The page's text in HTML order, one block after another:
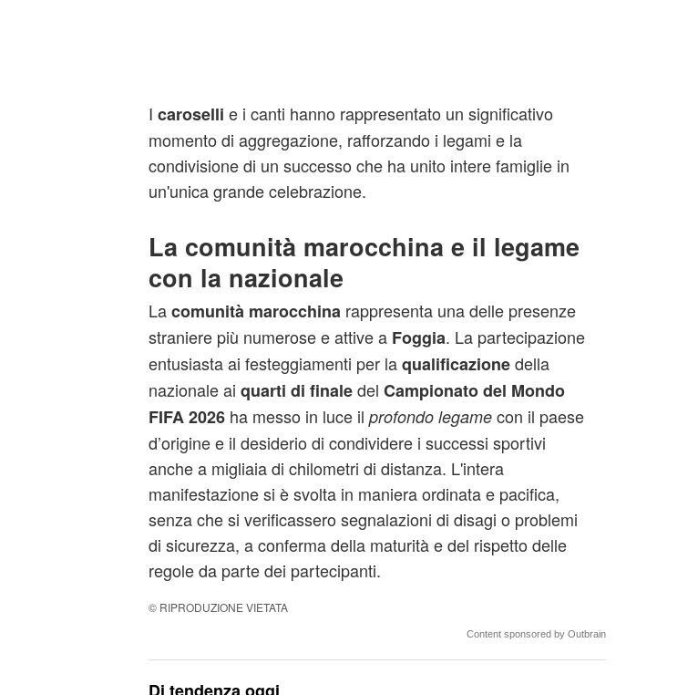
I caroselli e i canti hanno rappresentato un significativo
momento di aggregazione, rafforzando i legami e la
condivisione di un successo che ha unito intere famiglie in
un'unica grande celebrazione.
La comunità marocchina e il legame
con la nazionale
Lacomunità marocchina rappresenta una delle presenze
straniere più numerose e attive a Foggia. La partecipazione
entusiasta ai festeggiamenti per laqualificazionedella
nazionale ai quarti di finaledel Campionato del Mondo
FIFA 2026ha messo in luce il profondo legamecon il paese
d’origine e il desiderio di condividere i successi sportivi
anche a migliaia di chilometri di distanza. L'intera
manifestazione si è svolta in maniera ordinata e pacifica,
senza che si verificassero segnalazioni di disagi o problemi
di sicurezza, a conferma della maturità e del rispetto delle
regole da parte dei partecipanti.
© RIPRODUZIONE VIETATA
Content sponsored by Outbrain